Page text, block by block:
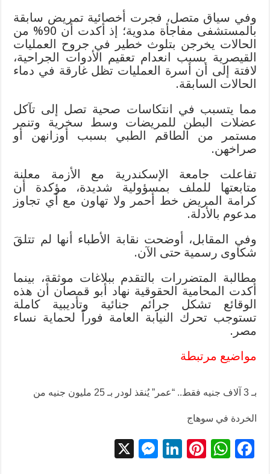
وفي سياق متصل، فجرت أخصائية تمريض سابقة
بالمستشفى مفاجأة مدوية؛ إذ أكدت أن 90% من
الحالات يخرجن بتلوث خطير في جروح العمليات
القيصرية بسبب انعدام تعقيم الأدوات الجراحية،
لافتة إلى أن أسرة العمليات تظل غارقة في دماء
الحالات السابقة.
مما يتسبب في انتكاسات صحية تصل إلى تآكل
عضلات البطن للمريضات وسط سخرية وتنمر
مستمر من الطاقم الطبي بسبب أوزانهن أو
صراخهن.
تفاعلت جامعة الإسكندرية مع الأزمة معلنة
متابعتها للملف بمسؤولية شديدة، مؤكدة أن
كرامة المريض خط أحمر ولا تهاون مع أي تجاوز
مدعوم بالأدلة.
وفي المقابل، أوضحت نقابة الأطباء أنها لم تتلقَ
شكاوى رسمية حتى الآن.
مطالبة المتضررات بالتقدم ببلاغات موثقة، بينما
أكدت المحامية الحقوقية نهاد أبو قمصان أن هذه
الوقائع تشكل جرائم جنائية وتأديبية كاملة
تستوجب تحرك النيابة العامة فوراً لحماية نساء
مصر.
مواضيع مرتبطة
بـ 3 آلاف جنيه فقط.. “عمر” يُنقذ لودر بـ 25 مليون جنيه من
الخردة في سوهاج
F
W
Pi
Li
M